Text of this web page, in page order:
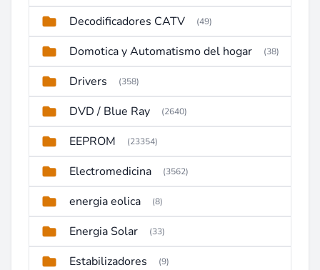
Decodificadores CATV (49)
Domotica y Automatismo del hogar (38)
Drivers (358)
DVD / Blue Ray (2640)
EEPROM (23354)
Electromedicina (3562)
energia eolica (8)
Energia Solar (33)
Estabilizadores (9)